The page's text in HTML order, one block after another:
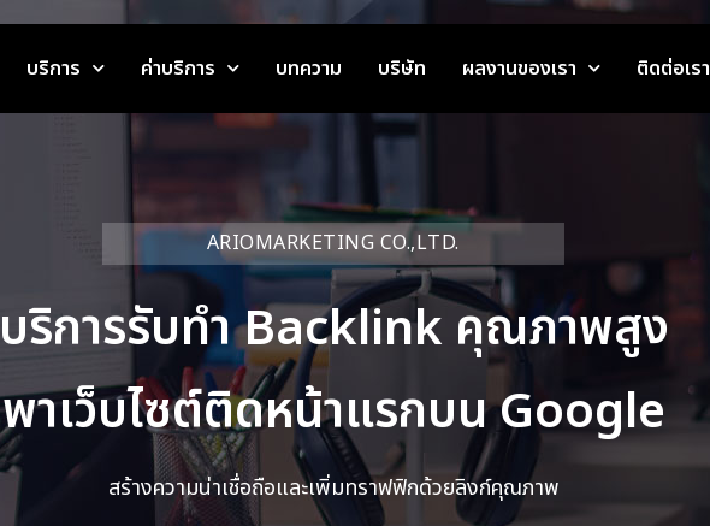
บริการ ค่าบริการ บทความ บริษัท ผลงานของเรา ติดต่อเรา
ARIOMARKETING CO.,LTD.
บริการรับทำ Backlink คุณภาพสูง
พาเว็บไซต์ติดหน้าแรกบน Google
สร้างความน่าเชื่อถือและเพิ่มทราฟฟิกด้วยลิงก์คุณภาพ